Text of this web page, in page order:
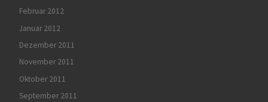
Februar 2012
Januar 2012
Dezember 2011
November 2011
Oktober 2011
September 2011